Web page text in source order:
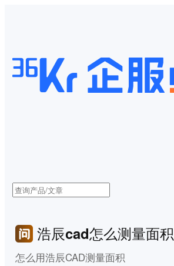
浩辰cad怎么测量面积
怎么用浩辰CAD测量面积